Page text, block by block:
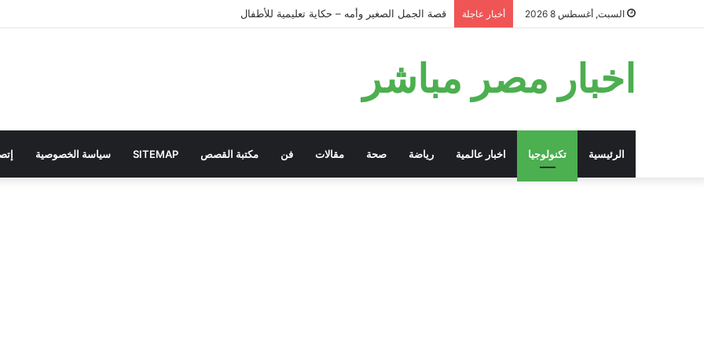
السبت, أغسطس 8 2026 أخبار عاجلة قصة الجمل الصغير وأمه – حكاية تعليمية للأطفال
اخبار مصر مباشر
الرئيسية تكنولوجيا اخبار عالمية رياضة صحة مقالات فن مكتبة القصص SITEMAP سياسة الخصوصية